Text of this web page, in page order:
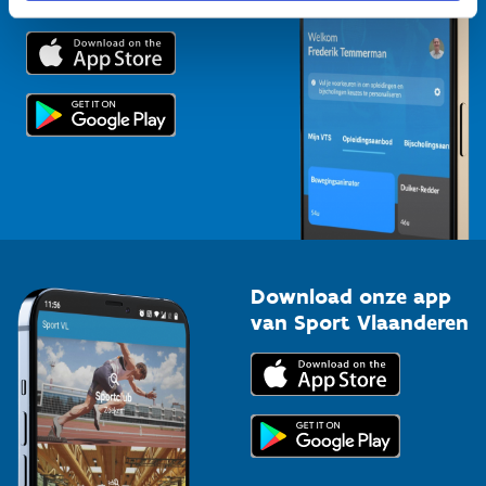
Trainers en begeleiders
Topsporters
Downloads
Voor de pers
Download onze app
van Sport Vlaanderen